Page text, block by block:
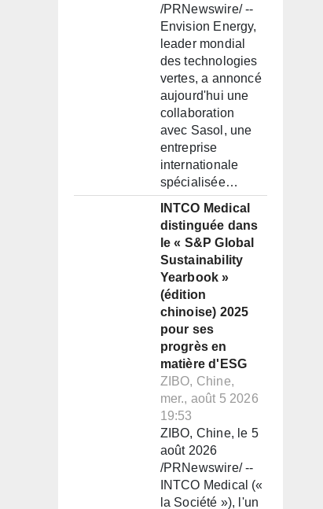
/PRNewswire/ --
Envision Energy,
leader mondial
des technologies
vertes, a annoncé
aujourd'hui une
collaboration
avec Sasol, une
entreprise
internationale
spécialisée…
INTCO Medical
distinguée dans
le « S&P Global
Sustainability
Yearbook »
(édition
chinoise) 2025
pour ses
progrès en
matière d'ESG
ZIBO, Chine,
mer., août 5 2026
19:53
ZIBO, Chine, le 5
août 2026
/PRNewswire/ --
INTCO Medical («
la Société »), l'un